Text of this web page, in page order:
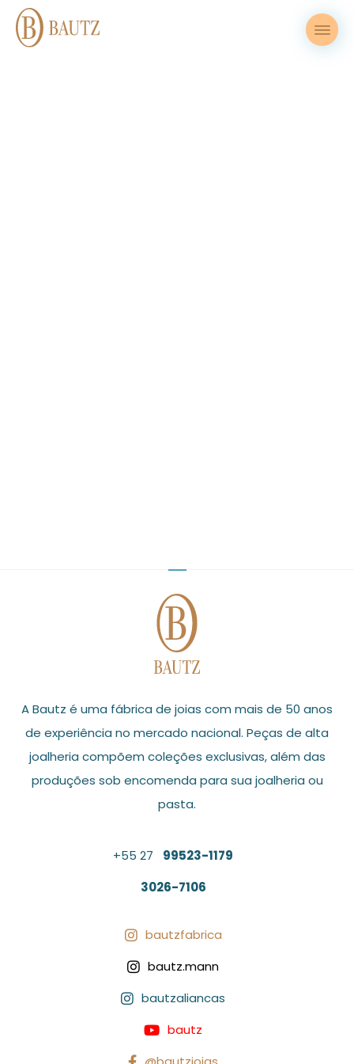
A Bautz é uma fábrica de joias com mais de 50 anos
de experiência no mercado nacional. Peças de alta
joalheria compõem coleções exclusivas, além das
produções sob encomenda para sua joalheria ou
pasta.
+55 27 99523-1179
3026-7106
 bautzfabrica
 bautz.mann
 bautzaliancas
 bautz